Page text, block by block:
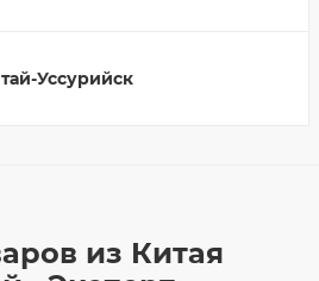
Уссурийск
из Китая